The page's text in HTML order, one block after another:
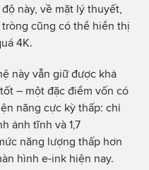
này, về mặt lý thuyết,
cũng có thể hiển thị
4K.
này vẫn giữ được khả
– một đặc điểm vốn có
năng cực kỳ thấp: chỉ
ảnh tĩnh và 1,7
năng lượng thấp hơn
hình e-ink hiện nay.